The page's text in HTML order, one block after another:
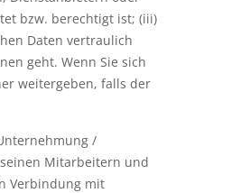
bzw. berechtigt ist; (iii)
Daten vertraulich
geht. Wenn Sie sich
weitergeben, falls der
/
seinen Mitarbeitern und
Verbindung mit